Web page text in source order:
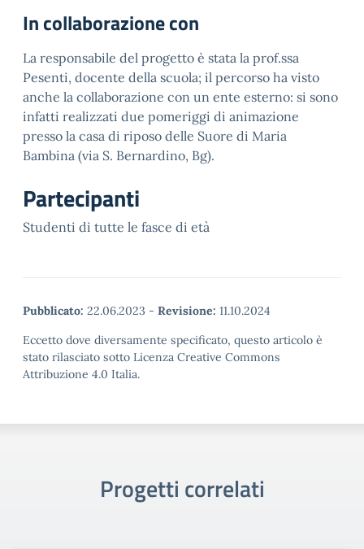
In collaborazione con
La responsabile del progetto è stata la prof.ssa
Pesenti, docente della scuola; il percorso ha visto
anche la collaborazione con un ente esterno: si sono
infatti realizzati due pomeriggi di animazione
presso la casa di riposo delle Suore di Maria
Bambina (via S. Bernardino, Bg).
Partecipanti
Studenti di tutte le fasce di età
Pubblicato: 22.06.2023 - Revisione: 11.10.2024
Eccetto dove diversamente specificato, questo articolo è
stato rilasciato sotto Licenza Creative Commons
Attribuzione 4.0 Italia.
Progetti correlati